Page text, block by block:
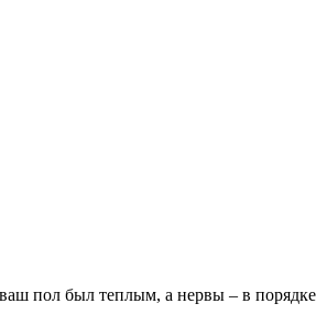
пол был теплым, а нервы – в